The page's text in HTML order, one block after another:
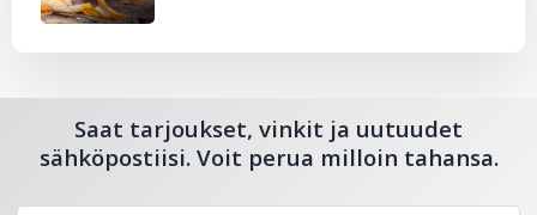
Saat tarjoukset, vinkit ja uutuudet
sähköpostiisi. Voit perua milloin tahansa.